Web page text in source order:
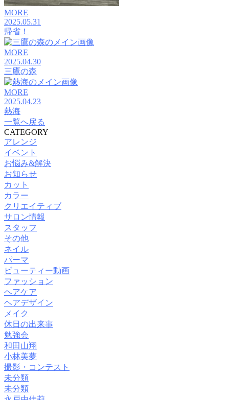
MORE
2025.05.31
帰省！
MORE
2025.04.30
三鷹の森
MORE
2025.04.23
熱海
一覧へ戻る
CATEGORY
アレンジ
イベント
お悩み&解決
お知らせ
カット
カラー
クリエイティブ
サロン情報
スタッフ
その他
ネイル
パーマ
ビューティー動画
ファッション
ヘアケア
ヘアデザイン
メイク
休日の出来事
勉強会
和田山翔
小林美夢
撮影・コンテスト
未分類
未分類